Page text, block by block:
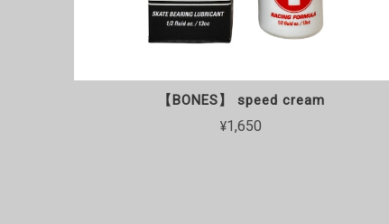
【BONES】 speed cream
¥1,650